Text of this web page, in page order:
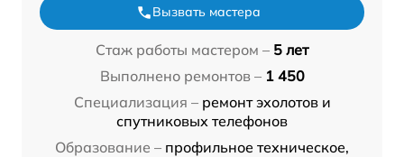
Вызвать мастера
Стаж работы мастером – 5 лет
Выполнено ремонтов – 1 450
Специализация – ремонт эхолотов и
спутниковых телефонов
Образование – профильное техническое,